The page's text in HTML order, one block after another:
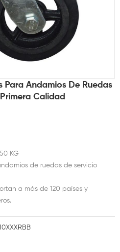
Para Andamios De Ruedas
Calidad
KG
de ruedas de servicio
a más de 120 países y